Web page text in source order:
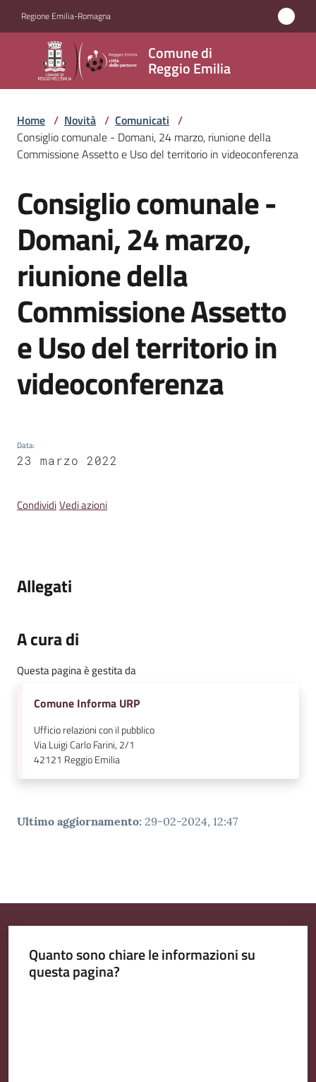
Regione Emilia-Romagna
Comune di
Reggio Emilia
Comune
di
Reggio
Emilia
Servizi
Novità
Menu selezionato
Vivere
Reggio
Emilia
argomenti
u
o
v
n
Seguici
Home / Novità / Comunicati /
Consiglio comunale - Domani, 24 marzo, riunione della
Commissione Assetto e Uso del territorio in videoconferenza
Salta al contenuto
Consiglio comunale -
Domani, 24 marzo,
riunione della
Commissione Assetto
e Uso del territorio in
videoconferenza
Data:
23 marzo 2022
CondividiVedi azioni
Allegati
A cura di
Questa pagina è gestita da
Comune Informa URP
Ufficio relazioni con il pubblico
Via Luigi Carlo Farini, 2/1
42121 Reggio Emilia
Ultimo aggiornamento: 29-02-2024, 12:47
Quanto sono chiare le informazioni su
questa pagina?